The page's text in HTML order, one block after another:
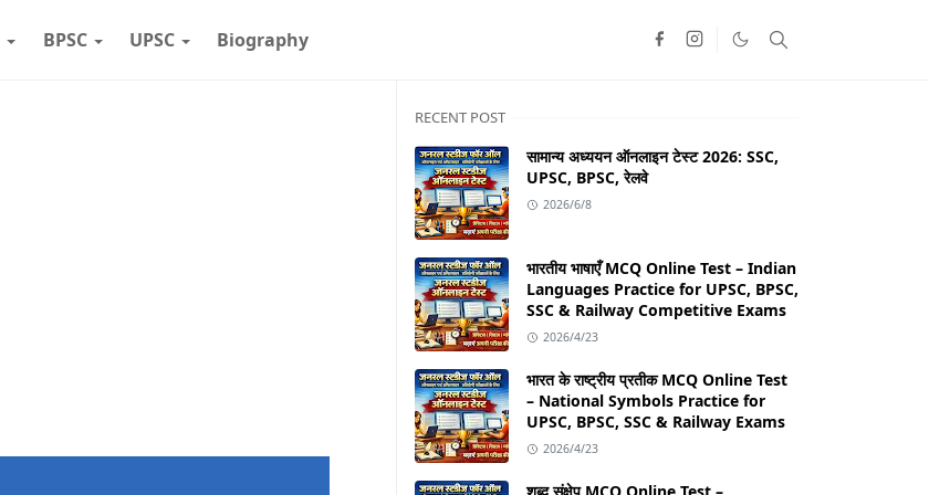
BPSC UPSC Biography
RECENT POST
सामान्य अध्ययन ऑनलाइन टेस्ट 2026: SSC,
UPSC, BPSC, रेलवे
2026/6/8
भारतीय भाषाएँ MCQ Online Test – Indian
Languages Practice for UPSC, BPSC,
SSC & Railway Competitive Exams
2026/4/23
भारत के राष्ट्रीय प्रतीक MCQ Online Test
– National Symbols Practice for
UPSC, BPSC, SSC & Railway Exams
2026/4/23